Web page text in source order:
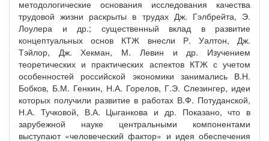
методологические основания исследования качества
трудовой жизни раскрыты в трудах Дж. Гэлбрейта, Э.
Лоулера и др.; существенный вклад в развитие
концептуальных основ КТЖ внесли Р. Уалтон, Дж.
Тэйлор, Дж. Хекман, М. Левин и др. Изучением
теоретических и практических аспектов КТЖ с учетом
особенностей российской экономики занимались В.Н.
Бобков, Б.М. Генкин, Н.А. Горелов, Г.Э. Слезингер, идеи
которых получили развитие в работах В.Ф. Потуданской,
Н.А. Тучковой, В.А. Цыганкова и др. Показано, что в
зарубежной науке центральными компонентами
выступают «человеческий фактор» и идея обеспечения